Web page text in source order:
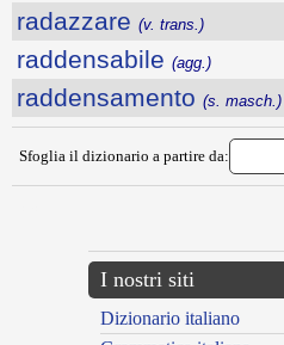
radazzare (v. trans.)
raddensabile (agg.)
raddensamento (s. masch.)
Sfoglia il dizionario a partire da:
I nostri siti
Dizionario italiano